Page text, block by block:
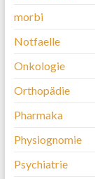
morbi
Notfaelle
Onkologie
Orthopädie
Pharmaka
Physiognomie
Psychiatrie